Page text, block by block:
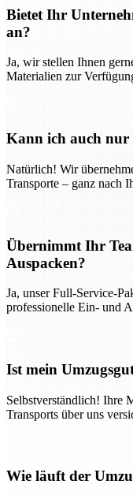
Bietet Ihr
an?
Ja, wir stellen Ihnen
Materialien zur
Kann ich auch nur
Natürlich! Wir
Transporte – ganz nach
Übernimmt Ihr
Auspacken?
Ja, unser Full-Service-
professionelle Ein- und
Ist mein
Selbstverständlich! Ihre
Transports über uns
Wie läuft der